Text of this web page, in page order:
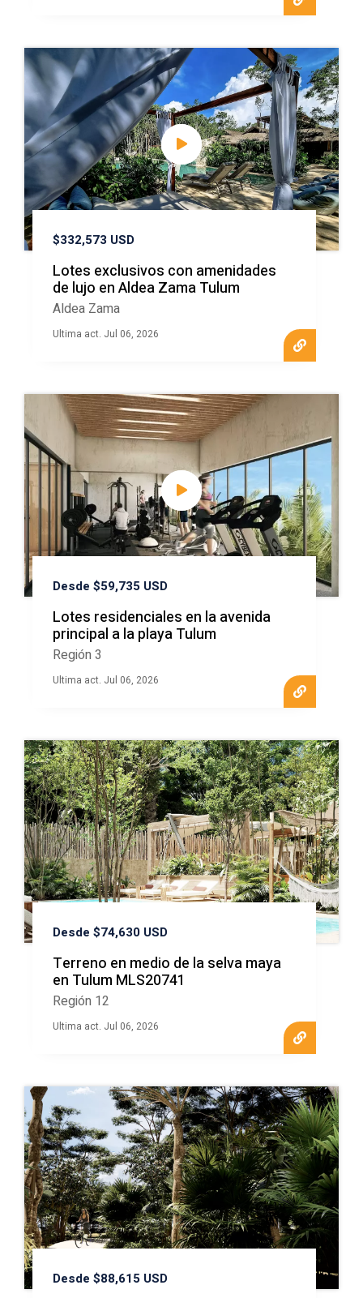
$332,573 USD
Lotes exclusivos con amenidades
de lujo en Aldea Zama Tulum
Aldea Zama
Ultima act. Jul 06, 2026
Desde $59,735 USD
Lotes residenciales en la avenida
principal a la playa Tulum
Región 3
Ultima act. Jul 06, 2026
Desde $74,630 USD
Terreno en medio de la selva maya
en Tulum MLS20741
Región 12
Ultima act. Jul 06, 2026
Desde $88,615 USD